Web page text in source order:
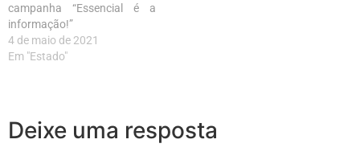
campanha “Essencial é a
informação!”
4 de maio de 2021
Em "Estado"
Deixe uma resposta